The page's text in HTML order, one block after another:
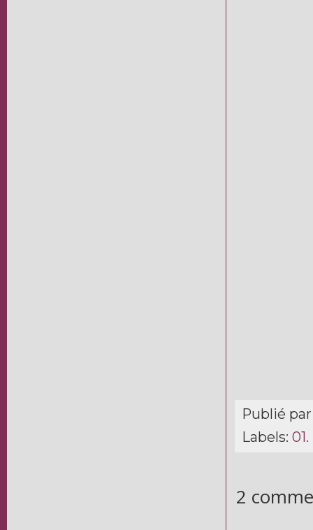
Publié
Labels:
2